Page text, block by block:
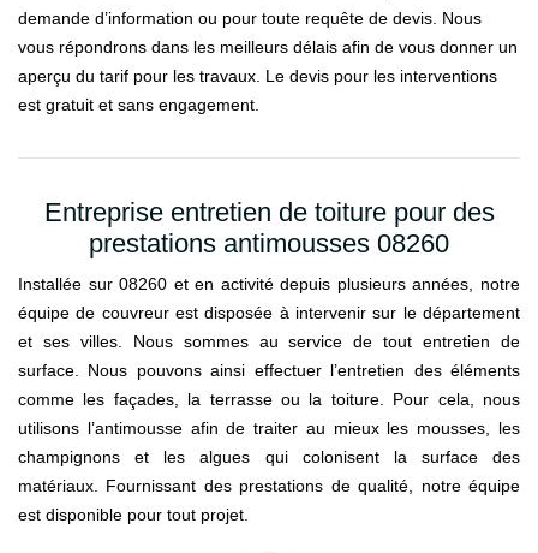
demande d’information ou pour toute requête de devis. Nous
vous répondrons dans les meilleurs délais afin de vous donner un
aperçu du tarif pour les travaux. Le devis pour les interventions
est gratuit et sans engagement.
Entreprise entretien de toiture pour des
prestations antimousses 08260
Installée sur 08260 et en activité depuis plusieurs années, notre
équipe de couvreur est disposée à intervenir sur le département
et ses villes. Nous sommes au service de tout entretien de
surface. Nous pouvons ainsi effectuer l’entretien des éléments
comme les façades, la terrasse ou la toiture. Pour cela, nous
utilisons l’antimousse afin de traiter au mieux les mousses, les
champignons et les algues qui colonisent la surface des
matériaux. Fournissant des prestations de qualité, notre équipe
est disponible pour tout projet.